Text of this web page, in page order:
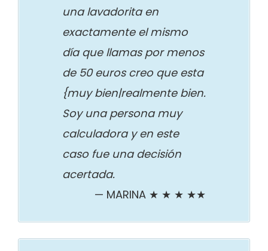
una lavadorita en
exactamente el mismo
día que llamas por menos
de 50 euros creo que esta
{muy bien|realmente bien.
Soy una persona muy
calculadora y en este
caso fue una decisión
acertada.
MARINA ★ ★ ★ ★★